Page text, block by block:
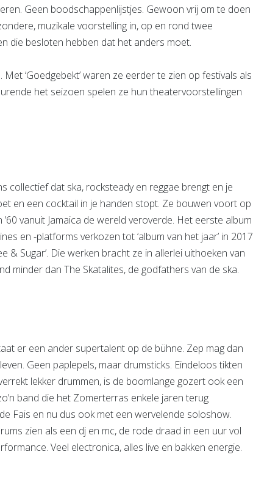
Geen boodschappenlijstjes. Gewoon vrij om te doen
muzikale voorstelling in, op en rond twee
die besloten hebben dat het anders moet.
‘Goedgebekt’ waren ze eerder te zien op festivals als
het seizoen spelen ze hun theatervoorstellingen
collectief dat ska, rocksteady en reggae brengt en je
en een cocktail in je handen stopt. Ze bouwen voort op
vanuit Jamaica de wereld veroverde. Het eerste album
en -platforms verkozen tot ‘album van het jaar’ in 2017
& Sugar’. Die werken bracht ze in allerlei uithoeken van
minder dan The Skatalites, de godfathers van de ska.
er een ander supertalent op de bühne. Zep mag dan
Geen paplepels, maar drumsticks. Eindeloos tikten
lekker drummen, is de boomlange gozert ook een
band die het Zomerterras enkele jaren terug
Fais en nu dus ook met een wervelende soloshow.
zien als een dj en mc, de rode draad in een uur vol
Veel electronica, alles live en bakken energie.